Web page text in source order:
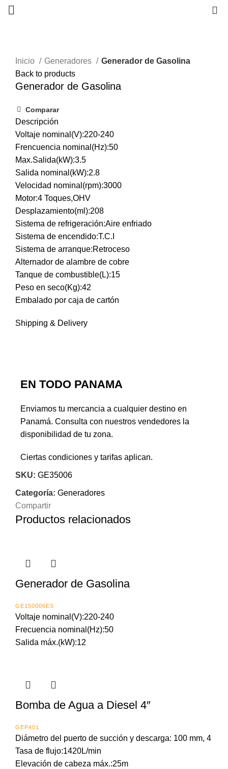
Inicio Generadores
Generador de Gasolina
Back to products
Generador de Gasolina
Comparar
Descripción
Voltaje nominal(V):220-240
Frencuencia nominal(Hz):50
Max.Salida(kW):3.5
Salida nominal(kW):2.8
Velocidad nominal(rpm):3000
Motor:4 Toques,OHV
Desplazamiento(ml):208
Sistema de refrigeración:Aire enfriado
Sistema de encendido:T.C.I
Sistema de arranque:Retroceso
Alternador de alambre de cobre
Tanque de combustible(L):15
Peso en seco(Kg):42
Embalado por caja de cartón
Shipping & Delivery
EN TODO PANAMA
Enviamos tu mercancia a cualquier destino en
Panamá. Consulta con nuestros vendedores la
disponibilidad de tu zona.
Ciertas condiciones y tarifas aplican.
SKU: GE35006
Categoría: Generadores
Compartir
Productos relacionados
Generador de Gasolina
GE150006ES
Voltaje nominal(V):220-240
Frecuencia nominal(Hz):50
Salida máx.(kW):12
Bomba de Agua a Diesel 4″
GEP401
Diámetro del puerto de succión y descarga: 100 mm, 4
Tasa de flujo:1420L/min
Elevación de cabeza máx.:25m